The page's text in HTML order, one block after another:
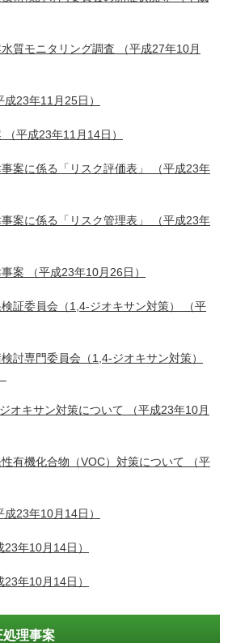
質モニタリング調査 （平成27年10月
成23年11月25日）
（平成23年11月14日）
案に係る「リスク評価表」
（平成23年
案に係る「リスク管理表」
（平成23年
案 （平成23年10月26日）
証委員会（1,4-ジオキサン対策）
（平
討専門委員会（1,4-ジオキサン対策）
オキサン対策について （平成23年10月
有機化合物（VOC）対策について （平
成23年10月14日）
23年10月14日）
23年10月14日）
処理事案